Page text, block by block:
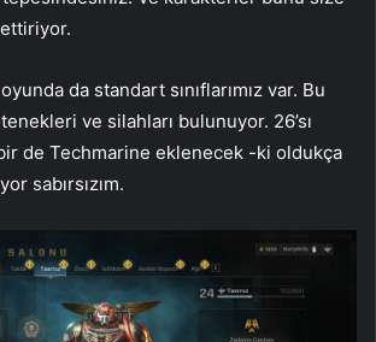
da standart sınıflarımız var. Bu
ve silahları bulunuyor. 26’sı
de Techmarine eklenecek -ki oldukça
sabırsızım.